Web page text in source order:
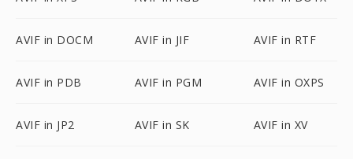
AVIF in DOCM AVIF in JIF AVIF in RTF
AVIF in PDB AVIF in PGM AVIF in OXPS
AVIF in JP2 AVIF in SK AVIF in XV